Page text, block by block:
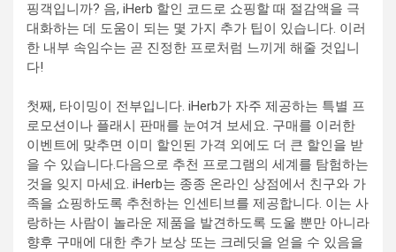
핑객입니까? 음, iHerb 할인 코드로 쇼핑할 때 절감액을 극
대화하는 데 도움이 되는 몇 가지 추가 팁이 있습니다. 이러
한 내부 속임수는 곧 진정한 프로처럼 느끼게 해줄 것입니
다!
첫째, 타이밍이 전부입니다. iHerb가 자주 제공하는 특별 프
로모션이나 플래시 판매를 눈여겨 보세요. 구매를 이러한
이벤트에 맞추면 이미 할인된 가격 외에도 더 큰 할인을 받
을 수 있습니다.다음으로 추천 프로그램의 세계를 탐험하는
것을 잊지 마세요. iHerb는 종종 온라인 상점에서 친구와 가
족을 쇼핑하도록 추천하는 인센티브를 제공합니다. 이는 사
랑하는 사람이 놀라운 제품을 발견하도록 도울 뿐만 아니라
향후 구매에 대한 추가 보상 또는 크레딧을 얻을 수 있음을